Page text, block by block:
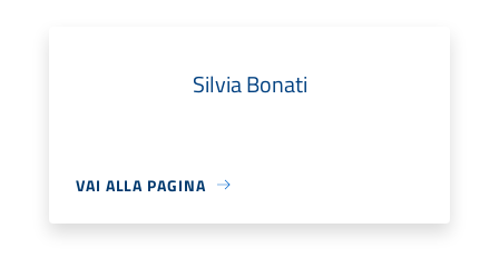
Silvia Bonati
VAI ALLA PAGINA